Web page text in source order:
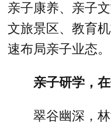
亲子康养、亲子
文旅景区、教育
速布局亲子业态。
亲子研学，
翠谷幽深，林